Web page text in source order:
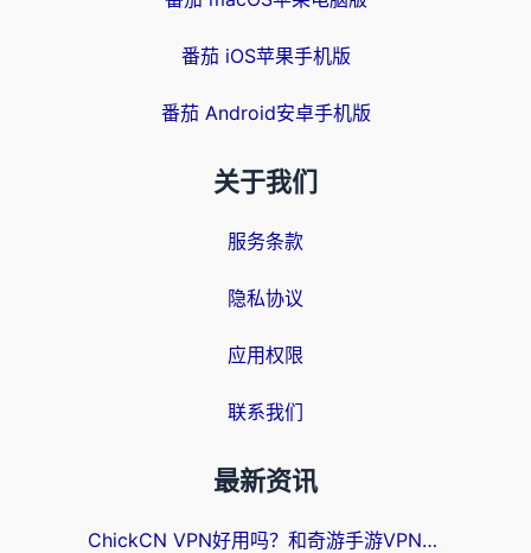
番茄 iOS苹果手机版
番茄 Android安卓手机版
关于我们
服务条款
隐私协议
应用权限
联系我们
最新资讯
ChickCN VPN好用吗？和奇游手游VPN对比哪个回国效果更好？海外党亲测实用指南